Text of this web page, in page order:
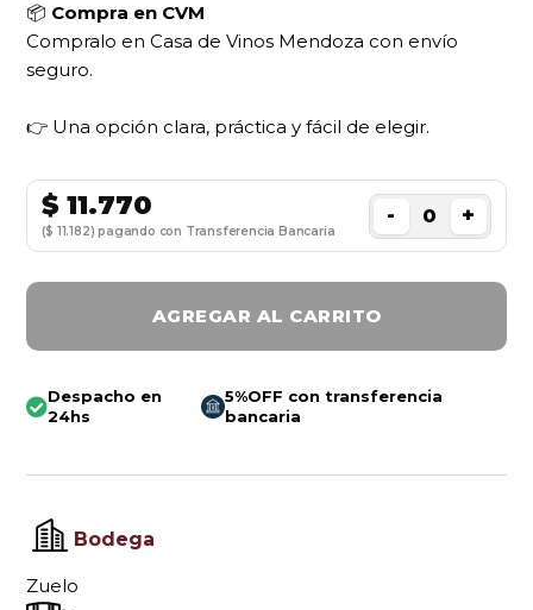
📦 Compra en CVM
Compralo en Casa de Vinos Mendoza con envío
seguro.
👉 Una opción clara, práctica y fácil de elegir.
$11.770
($ 11.182) pagando con Transferencia Bancaria
- +
AGREGAR AL CARRITO
Despacho en
24hs
5%OFF con transferencia
bancaria
Bodega
Zuelo